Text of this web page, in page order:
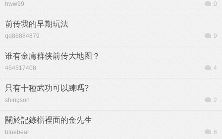
hww99 0
前传我的早期玩法
qq86884879 9
谁有金庸群侠前传大地图？
454517408 4
只有十種武功可以練嗎?
shingson 2
關於記錄檔裡面的金先生
bluebear 6